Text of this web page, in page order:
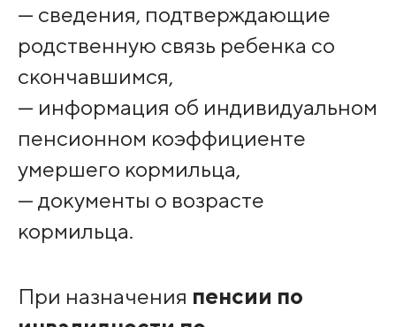
— сведения, подтверждающие
родственную связь ребенка со
скончавшимся,
— информация об индивидуальном
пенсионном коэффициенте
умершего кормильца,
— документы о возрасте
кормильца.
При назначения пенсии по